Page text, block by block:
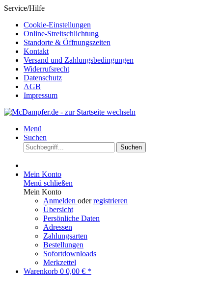
Service/Hilfe
Cookie-Einstellungen
Online-Streitschlichtung
Standorte & Öffnungszeiten
Kontakt
Versand und Zahlungsbedingungen
Widerrufsrecht
Datenschutz
AGB
Impressum
Menü
Suchen
Suchen
Mein Konto
Menü schließen
Mein Konto
Anmelden oderregistrieren
Übersicht
Persönliche Daten
Adressen
Zahlungsarten
Bestellungen
Sofortdownloads
Merkzettel
Warenkorb 0 0,00 € *